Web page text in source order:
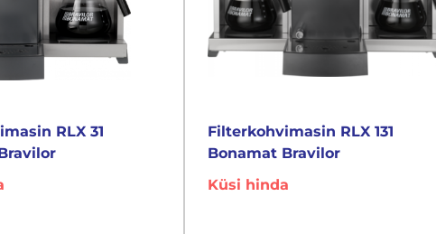
RLX 31
Filterkohvimasin RLX 131
Bonamat Bravilor
Küsi hinda